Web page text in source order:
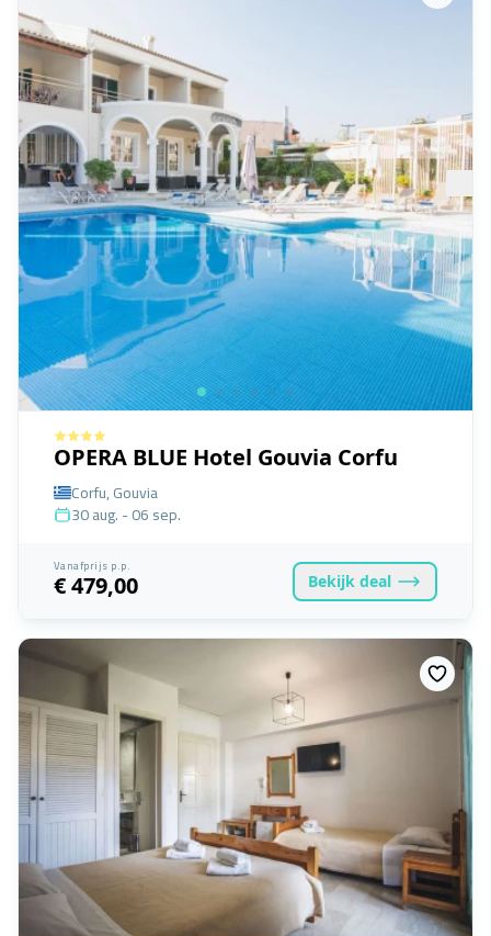
OPERA BLUE Hotel Gouvia Corfu
Corfu, Gouvia
30 aug. - 06 sep.
Vanafprijs p.p.
€ 479,00 Bekijk deal